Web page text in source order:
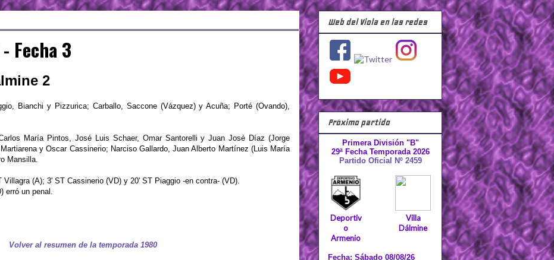
Fecha 3
2
Bianchi y Pizzurica; Carballo, Saccone (Vázquez) y Acuña; Porté (Ovando),
María Pintos, José Luis Schaer, Omar Santorelli y Juan José Díaz (Jorge
y Oscar Cassinerio; Narciso Gallardo, Juan Alberto Martínez (Luis María
Mansilla.
Villagra (A); 3' ST Cassinerio (VD) y 20' ST Piaggio -en contra- (VD).
erró un penal.
Volver al resumen de la temporada 1980
Web del Viola en las redes
Próximo partido
Primera División "B"
29ª Fecha Temporada 2026
Partido Oficial Nº 2459
Deportiv
o
Armenio
Villa
Dálmine
Fecha: Sábado 08/08/26